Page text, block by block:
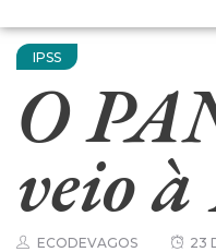
IPSS
O
veio
ECODEVAGOS 23